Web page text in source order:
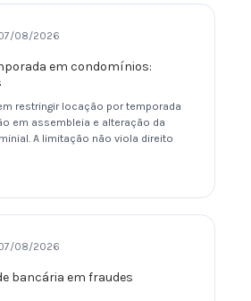
08/2026
em condomínios:
restringir locação por temporada
em assembleia e alteração da
A limitação não viola direito
08/2026
bancária em fraudes